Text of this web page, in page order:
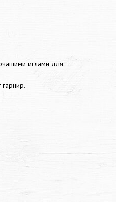
иглами для